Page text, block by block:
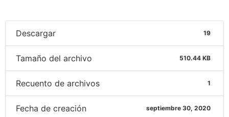
Descargar 19
Tamaño del archivo 510.44 KB
Recuento de archivos 1
Fecha de creación septiembre 30, 2020